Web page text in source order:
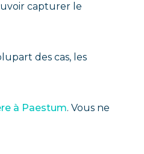
capturer le
des cas, les
à Paestum. Vous ne